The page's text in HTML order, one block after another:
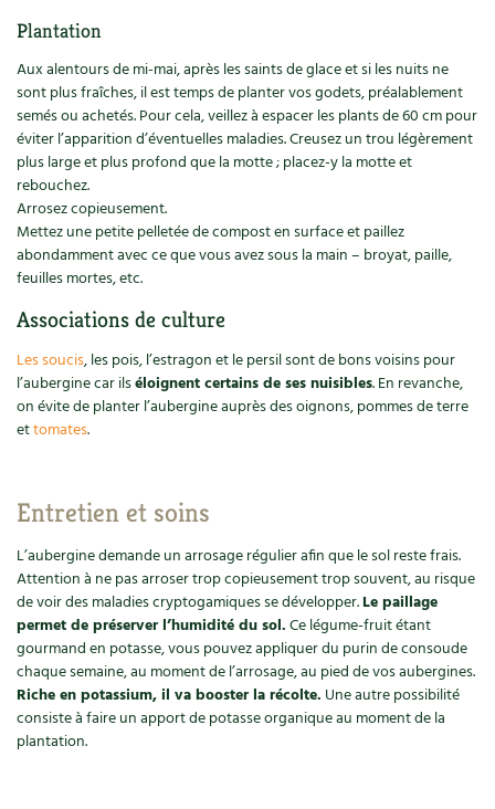
Protéger la nature
Autonomie
Enfants
Actions pour la planète
Les 4 saisons
Compléments
Actualités
Vidéos et podcasts
Conseils vidéo des4 saisons
Secrets d’abonné
Tous au jardin ! avec Pascal
Plantation
Aux alentours de mi-mai, après les saints de glace et si les nuits ne
sont plus fraîches, il est temps de planter vos godets, préalablement
semés ou achetés. Pour cela, veillez à espacer les plants de 60 cm pour
éviter l’apparition d’éventuelles maladies. Creusez un trou légèrement
plus large et plus profond que la motte ; placez-y la motte et
rebouchez.
Arrosez copieusement.
Mettez une petite pelletée de compost en surface et paillez
abondamment avec ce que vous avez sous la main – broyat, paille,
feuilles mortes, etc.
Associations de culture
Les soucis, les pois, l’estragon et le persil sont de bons voisins pour
l’aubergine car ilséloignent certains de ses nuisibles. En revanche,
on évite de planter l’aubergine auprès des oignons, pommes de terre
ettomates.
Entretien et soins
L’aubergine demande un arrosage régulier afin que le sol reste frais.
Attention à ne pas arroser trop copieusement trop souvent, au risque
de voir des maladies cryptogamiques se développer.Le paillage
permet de préserver l’humidité du sol.Ce légume-fruit étant
gourmand en potasse, vous pouvez appliquer du purin de consoude
chaque semaine, au moment de l’arrosage, au pied de vos aubergines.
Riche en potassium, il va booster la récolte. Une autre possibilité
consiste à faire un apport de potasse organique au moment de la
plantation.